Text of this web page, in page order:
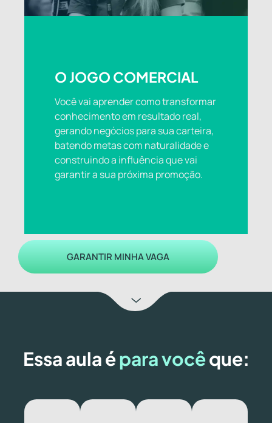
O JOGO COMERCIAL
Você vai aprender como transformar
conhecimento em resultado real,
gerando negócios para sua carteira,
batendo metas com naturalidade e
construindo a influência que vai
garantir a sua próxima promoção.
GARANTIR MINHA VAGA
Essa aula épara vocêque: